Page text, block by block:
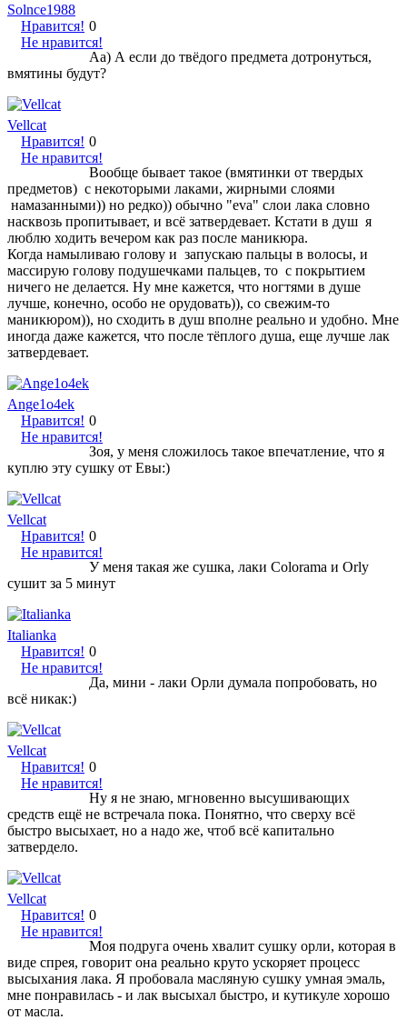
Solnce1988
Нравится!
Не нравится!
0
Аа) А если до твёдого предмета дотронуться,
вмятины будут?
Vellcat
Нравится!
Не нравится!
0
Вообще бывает такое (вмятинки от твердых
предметов) с некоторыми лаками, жирными слоями
намазанными)) но редко)) обычно "eva" слои лака словно
насквозь пропитывает, и всё затвердевает. Кстати в душ я
люблю ходить вечером как раз после маникюра.
Когда намыливаю голову и запускаю пальцы в волосы, и
массирую голову подушечками пальцев, то с покрытием
ничего не делается. Ну мне кажется, что ногтями в душе
лучше, конечно, особо не орудовать)), со свежим-то
маникюром)), но сходить в душ вполне реально и удобно. Мне
иногда даже кажется, что после тёплого душа, еще лучше лак
затвердевает.
Ange1o4ek
Нравится!
Не нравится!
0
Зоя, у меня сложилось такое впечатление, что я
куплю эту сушку от Евы:)
Vellcat
Нравится!
Не нравится!
0
У меня такая же сушка, лаки Colorama и Orly
сушит за 5 минут
Italianka
Нравится!
Не нравится!
0
Да, мини - лаки Орли думала попробовать, но
всё никак:)
Vellcat
Нравится!
Не нравится!
0
Ну я не знаю, мгновенно высушивающих
средств ещё не встречала пока. Понятно, что сверху всё
быстро высыхает, но а надо же, чтоб всё капитально
затвердело.
Vellcat
Нравится!
Не нравится!
0
Моя подруга очень хвалит сушку орли, которая в
виде спрея, говорит она реально круто ускоряет процесс
высыхания лака. Я пробовала масляную сушку умная эмаль,
мне понравилась - и лак высыхал быстро, и кутикуле хорошо
от масла.